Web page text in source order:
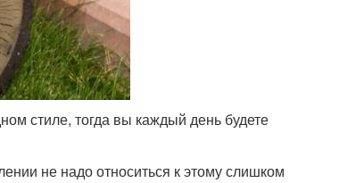
стиле, тогда вы каждый день будете
не надо относиться к этому слишком